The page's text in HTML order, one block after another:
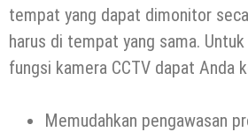
tempat yang dapat dimonitor
harus di tempat yang sama.
fungsi kamera CCTV dapat Anda
Memudahkan pengawasan